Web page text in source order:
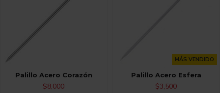
Palillo Acero Corazón
$8,000
MÁS VENDIDO
Palillo Acero Esfera
$3,500